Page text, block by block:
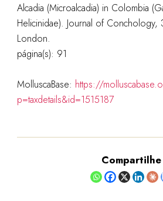
Alcadia (Microalcadia) in Colombia
Helicinidae). Journal of Conchology,
London.
página(s): 91
MolluscaBase: https://
p=taxdetails&id=1515187
Compartilhe